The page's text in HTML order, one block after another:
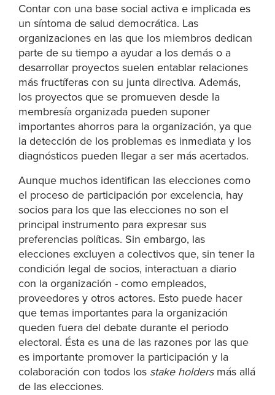
Contar con una base social activa e implicada es
un síntoma de salud democrática. Las
organizaciones en las que los miembros dedican
parte de su tiempo a ayudar a los demás o a
desarrollar proyectos suelen entablar relaciones
más fructíferas con su junta directiva. Además,
los proyectos que se promueven desde la
membresía organizada pueden suponer
importantes ahorros para la organización, ya que
la detección de los problemas es inmediata y los
diagnósticos pueden llegar a ser más acertados.
Aunque muchos identifican las elecciones como
el proceso de participación por excelencia, hay
socios para los que las elecciones no son el
principal instrumento para expresar sus
preferencias políticas. Sin embargo, las
elecciones excluyen a colectivos que, sin tener la
condición legal de socios, interactuan a diario
con la organización - como empleados,
proveedores y otros actores. Esto puede hacer
que temas importantes para la organización
queden fuera del debate durante el periodo
electoral. Ésta es una de las razones por las que
es importante promover la participación y la
colaboración con todos los stake holdersmás allá
de las elecciones.